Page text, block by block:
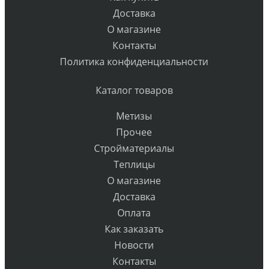
Доставка
О магазине
Контакты
Политика конфиденциальности
Каталог товаров
Метизы
Прочее
Стройматериалы
Теплицы
О магазине
Доставка
Оплата
Как заказать
Новости
Контакты